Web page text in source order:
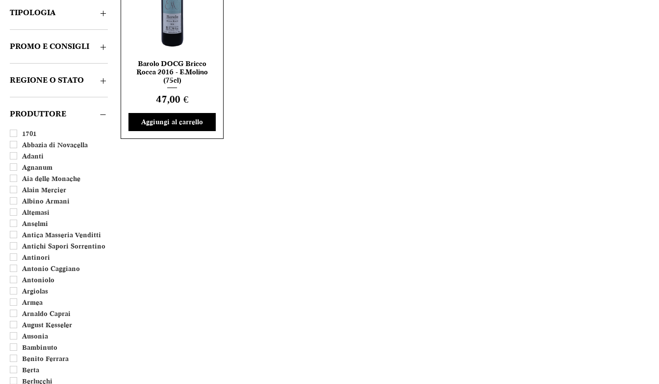
TIPOLOGIA
Bianco
Rosso
Rosè
Amaro e Liquore
Dolce
Porto
PROMO E CONSIGLI
CONSIGLIATE DA NOI
REGIONE O STATO
Abruzzo
Basilicata
Campania
Emilia Romagna
Friuli Venezia Giulia
Lazio
Liguria
Lombardia
Marche
Molise
Piemonte
Puglia
Sardegna
Sicilia
Toscana
Trentino Alto Adige
Umbria
Valle d'Aosta
Veneto
Francia
Portogallo
PRODUTTORE
1701
Abbazia di Novacella
Adanti
Agnanum
Aia delle Monache
Alain Mercier
Albino Armani
Altemasi
Anselmi
Antica Masseria Venditti
Antichi Sapori Sorrentino
Antinori
Antonio Caggiano
Antoniolo
Argiolas
Armea
Arnaldo Caprai
August Kesseler
Ausonia
Bambinuto
Benito Ferrara
Berta
Berlucchi
Vista rapida
Barolo DOCG Bricco
Rocca 2016 - E.Molino
(75cl)
Prezzo
47,00 €
Aggiungi al carrello